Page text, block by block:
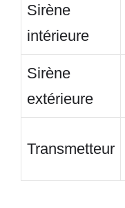
Sirène
intérieure
Sirène
extérieure
Transmetteur